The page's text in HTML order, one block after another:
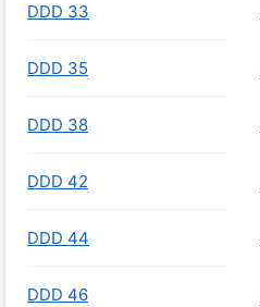
DDD 33
DDD 35
DDD 38
DDD 42
DDD 44
DDD 46